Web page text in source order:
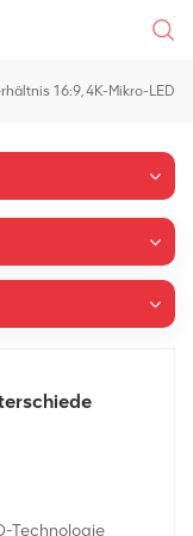
16:9, 4K-Mikro-LED
Technologie